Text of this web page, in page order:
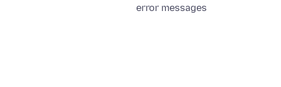
error messages